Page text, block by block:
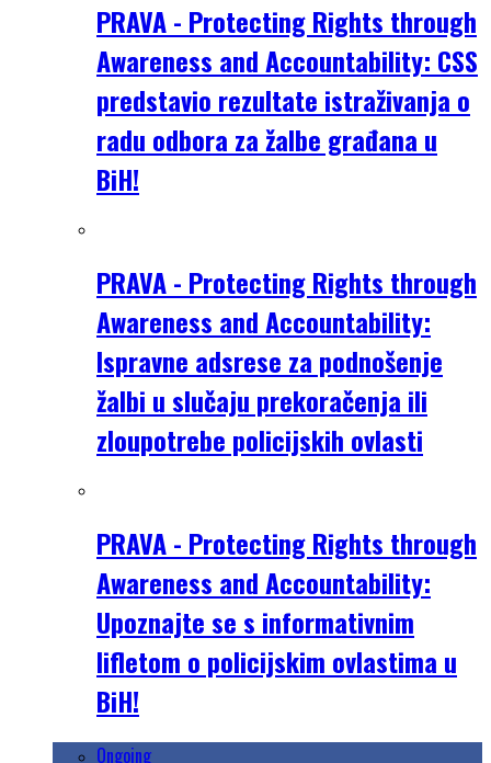
PRAVA - Protecting Rights through
Awareness and Accountability: CSS
predstavio rezultate istraživanja o
radu odbora za žalbe građana u
BiH!
PRAVA - Protecting Rights through
Awareness and Accountability:
Ispravne adsrese za podnošenje
žalbi u slučaju prekoračenja ili
zloupotrebe policijskih ovlasti
PRAVA - Protecting Rights through
Awareness and Accountability:
Upoznajte se s informativnim
lifletom o policijskim ovlastima u
BiH!
Ongoing